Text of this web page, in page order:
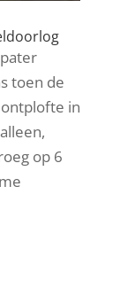
toen de
in
op 6